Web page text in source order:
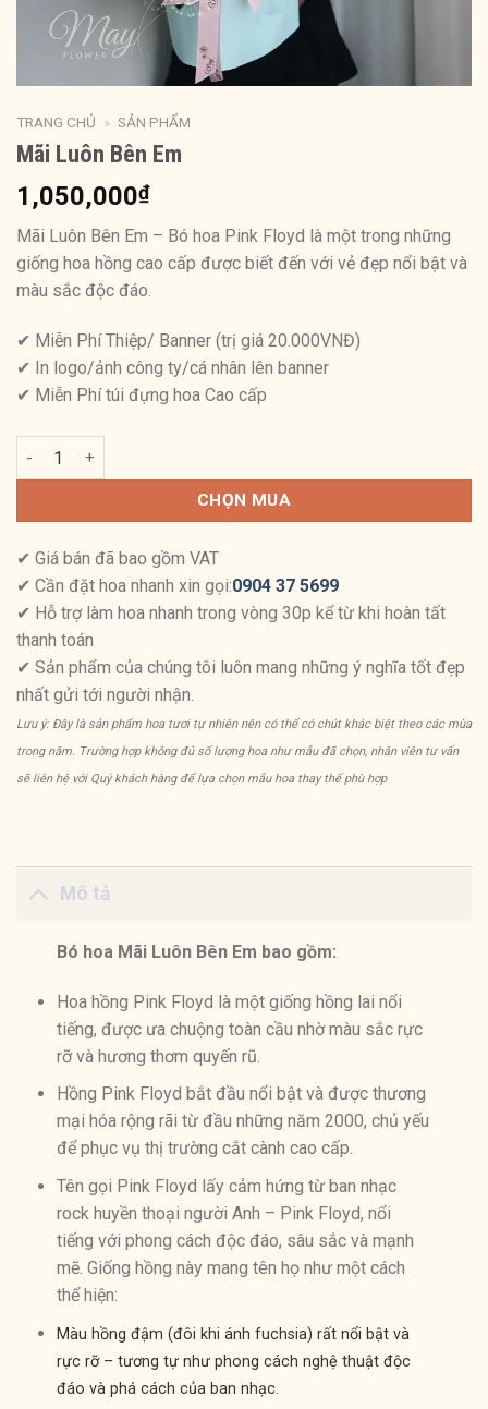
TRANG CHỦ » SẢN PHẨM
Mãi Luôn Bên Em
1,050,000₫
Mãi Luôn Bên Em – Bó hoa Pink Floyd là một trong những
giống hoa hồng cao cấp được biết đến với vẻ đẹp nổi bật và
màu sắc độc đáo.
✔ Miễn Phí Thiệp/ Banner (trị giá 20.000VNĐ)
✔ In logo/ảnh công ty/cá nhân lên banner
✔ Miễn Phí túi đựng hoa Cao cấp
Mãi Luôn Bên Em số lượng
CHỌN MUA
✔ Giá bán đã bao gồm VAT
✔ Cần đặt hoa nhanh xin gọi:0904 37 5699
✔ Hỗ trợ làm hoa nhanh trong vòng 30p kể từ khi hoàn tất
thanh toán
✔ Sản phẩm của chúng tôi luôn mang những ý nghĩa tốt đẹp
nhất gửi tới người nhận.
Lưu ý: Đây là sản phẩm hoa tươi tự nhiên nên có thể có chút khác biệt theo các mùa
trong năm. Trường hợp không đủ số lượng hoa như mẫu đã chọn, nhân viên tư vấn
sẽ liên hệ với Quý khách hàng để lựa chọn mẫu hoa thay thế phù hợp
Mô tả
Bó hoa Mãi Luôn Bên Em bao gồm:
Hoa hồng Pink Floyd là một giống hồng lai nổi
tiếng, được ưa chuộng toàn cầu nhờ màu sắc rực
rỡ và hương thơm quyến rũ.
Hồng Pink Floyd bắt đầu nổi bật và được thương
mại hóa rộng rãi từ đầu những năm 2000, chủ yếu
để phục vụ thị trường cắt cành cao cấp.
Tên gọi Pink Floyd lấy cảm hứng từ ban nhạc
rock huyền thoại người Anh – Pink Floyd, nổi
tiếng với phong cách độc đáo, sâu sắc và mạnh
mẽ. Giống hồng này mang tên họ như một cách
thể hiện:
Màu hồng đậm (đôi khi ánh fuchsia) rất nổi bật và
rực rỡ – tương tự như phong cách nghệ thuật độc
đáo và phá cách của ban nhạc.